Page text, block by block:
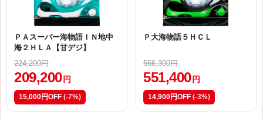
ＰＡスーパー海物語ＩＮ地中
海２ＨＬＡ【甘デジ】
224,200円
209,200 円
15,000円OFF (-7%)
Ｐ大海物語５ＨＣＬ
566,300円
551,400 円
14,900円OFF (-3%)